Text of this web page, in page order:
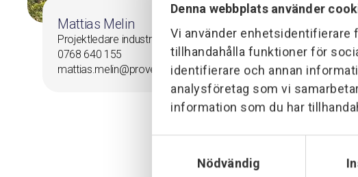
Denna webbplats använder
Vi använder enhetsidentifierare
tillhandahålla funktioner för
identifierare och annan
analysföretag som vi
information som du har
Nödvändig
Mattias Melin
Projektledare industri
0768 640 155
mattias.melin@provektor.se